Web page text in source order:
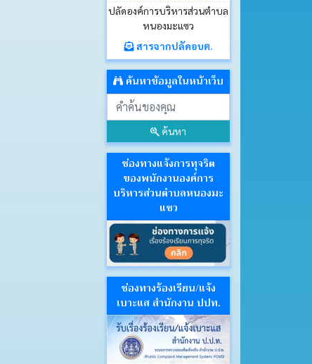
ปลัดองค์การบริหารส่วนตำบล
หนองมะแซว
สารจากปลัดอบต.
ค้นหาข้อมูลในหน้าเว็บ
ค้นหา
ช่องทางแจ้งการทุจริต
ของพนักงานองค์การ
บริหารส่วนตำบลหนองมะ
แซว
ช่องทางร้องเรียน/แจ้ง
เบาะแส สำนักงาน ปปท.